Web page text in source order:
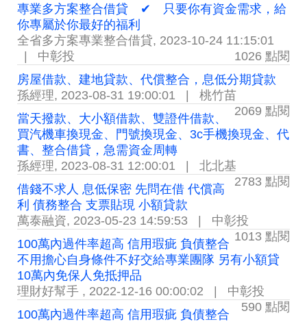
專業多方案整合借貸 ✔ 只要你有資金需求，給
你專屬於你最好的福利
全省多方案專業整合借貸, 2023-10-24 11:15:01
中彰投
1026 點閱
房屋借款、建地貸款、代償整合，息低分期貸款
孫經理, 2023-08-31 19:00:01
桃竹苗
2069 點閱
當天撥款、大小額借款、雙證件借款、
買汽機車換現金、門號換現金、3c手機換現金、代
書、整合借貸，急需資金周轉
孫經理, 2023-08-31 12:00:01
北北基
2783 點閱
借錢不求人 息低保密 先問在借 代償高
利 債務整合 支票貼現 小額貸款
萬泰融資, 2023-05-23 14:59:53
中彰投
1013 點閱
100萬內過件率超高 信用瑕疵 負債整合
不用擔心自身條件不好交給專業團隊 另有小額貸
10萬內免保人免抵押品
理財好幫手 , 2022-12-16 00:00:02
中彰投
590 點閱
100萬內過件率超高 信用瑕疵 負債整合